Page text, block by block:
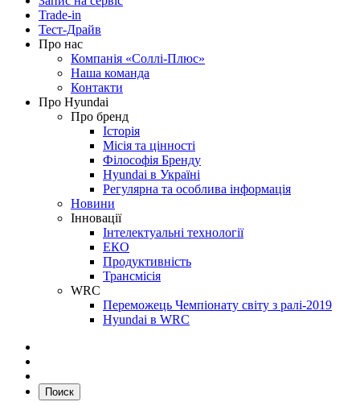
Trade-in
Тест-Драйв
Про нас
Компанія «Соллі-Плюс»
Наша команда
Контакти
Про Hyundai
Про бренд
Історія
Місія та цінності
Філософія Бренду
Hyundai в Україні
Регулярна та особлива інформація
Новини
Інновації
Інтелектуальні технології
ЕКО
Продуктивність
Трансмісія
WRC
Переможець Чемпіонату світу з ралі-2019
Hyundai в WRC
Поиск